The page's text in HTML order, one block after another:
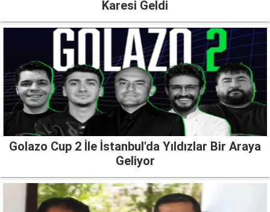
Karesi Geldi
Golazo Cup 2 İle İstanbul'da Yıldızlar Bir Araya
Geliyor